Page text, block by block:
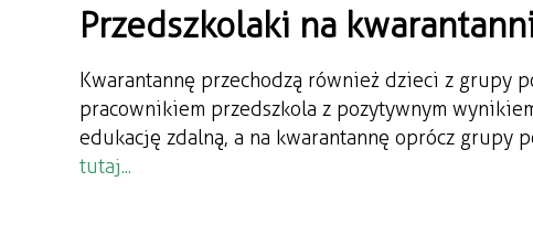
Przedszkolaki na
Kwarantannę przechodzą również dzieci z grupy
pracownikiem przedszkola z pozytywnym
edukację zdalną, a na kwarantannę oprócz grupy
tutaj...